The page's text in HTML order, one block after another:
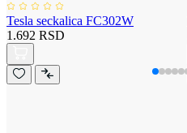
Tesla seckalica FC302W
1.692 RSD